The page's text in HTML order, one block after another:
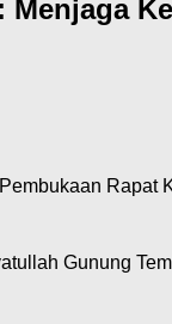
Menjaga
Rapat
Gunung